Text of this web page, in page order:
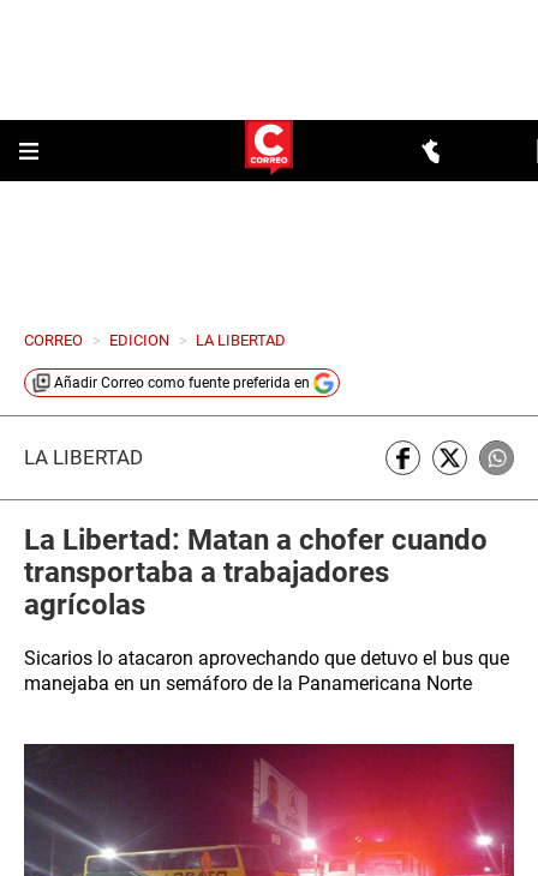
CORREO > EDICION > LA LIBERTAD
Añadir Correo como fuente preferida en
LA LIBERTAD
La Libertad: Matan a chofer cuando
transportaba a trabajadores
agrícolas
Sicarios lo atacaron aprovechando que detuvo el bus que
manejaba en un semáforo de la Panamericana Norte